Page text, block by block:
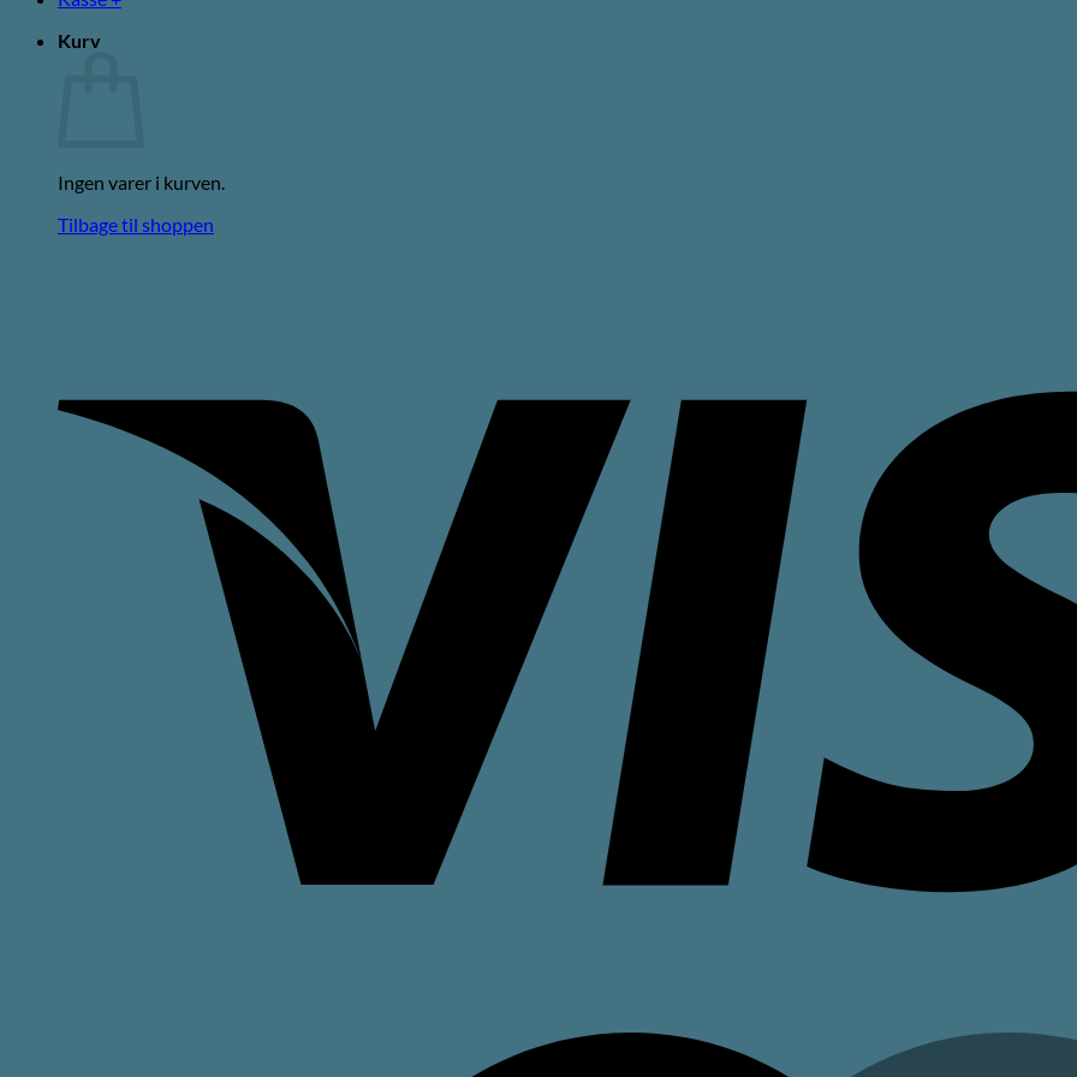
Kurv
Ingen varer i kurven.
Tilbage til shoppen